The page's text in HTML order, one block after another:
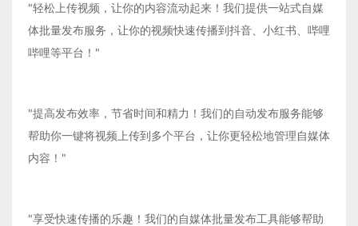
"轻松上传视频，让你的内容流动起来！我们提供一站式自媒
体批量发布服务，让你的视频快速传播到抖音、小红书、哔哩
哔哩等平台！"
"提高发布效率，节省时间和精力！我们的自动发布服务能够
帮助你一键将视频上传到多个平台，让你更轻松地管理自媒体
内容！"
"享受快速传播的乐趣！我们的自媒体批量发布工具能够帮助